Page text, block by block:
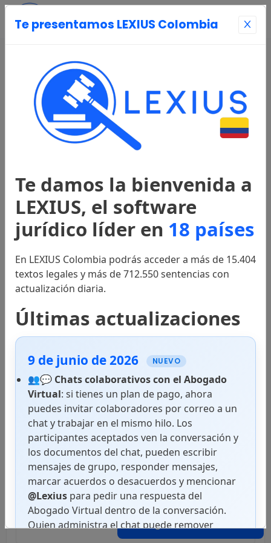
Abogado Virtual
Te presentamos LEXIUS Colombia
Te damos la bienvenida a
LEXIUS, el software
jurídico líder en 18 países
En LEXIUS Colombia podrás acceder a más de 15.404
textos legales y más de 712.550 sentencias con
actualización diaria.
Últimas actualizaciones
9 de junio de 2026 NUEVO
👥💬 Chats colaborativos con el Abogado
Virtual: si tienes un plan de pago, ahora
puedes invitar colaboradores por correo a un
chat y trabajar en el mismo hilo. Los
participantes aceptados ven la conversación y
los documentos del chat, pueden escribir
mensajes de grupo, responder mensajes,
marcar acuerdos o desacuerdos y mencionar
@Lexius para pedir una respuesta del
Abogado Virtual dentro de la conversación.
Quien administra el chat puede remover
colaboradores, y cada usuario puede activar
Página Principal
Entrar
Registrarse
Legislación
Constitución Política
1991
Códigos
Leyes Aprobatorias de Tratados
Leyes Estatutarias
Leyes Marco